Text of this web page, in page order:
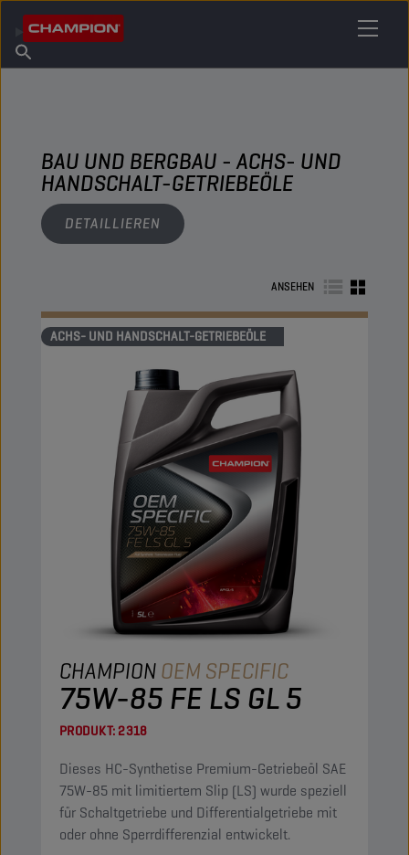
Über Champion
Händler finden
BAU UND BERGBAU - ACHS- UND
HANDSCHALT-GETRIEBEÖLE
DETAILLIEREN
ANSEHEN
ACHS- UND HANDSCHALT-GETRIEBEÖLE
CHAMPIONOEM SPECIFIC
75W-85 FE LS GL 5
PRODUKT:2318
Dieses HC-Synthetise Premium-Getriebeöl SAE
75W-85 mit limitiertem Slip (LS) wurde speziell
für Schaltgetriebe und Differentialgetriebe mit
oder ohne Sperrdifferenzial entwickelt.